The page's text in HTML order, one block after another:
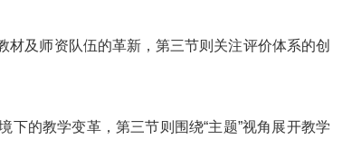
及师资队伍的革新，第三节则关注评价体系的创
的教学变革，第三节则围绕“主题”视角展开教学